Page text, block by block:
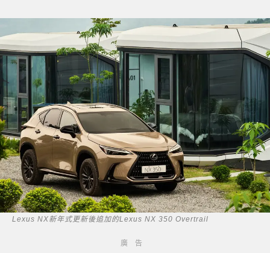
Lexus NX新年式更新後追加的Lexus NX 350 Overtrail